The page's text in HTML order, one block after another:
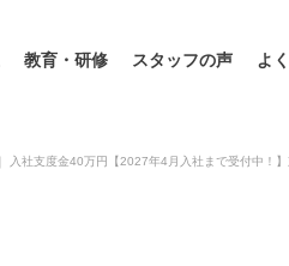
教育・研修 スタッフの声 よ
入社支度金40万円【2027年4月入社まで受付中！